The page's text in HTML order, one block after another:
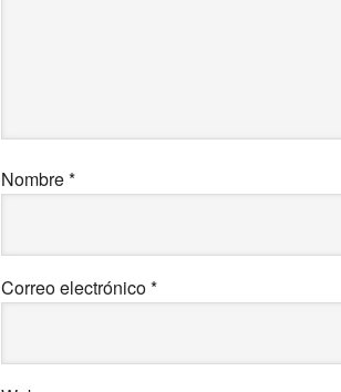
Nombre*
Correo electrónico*